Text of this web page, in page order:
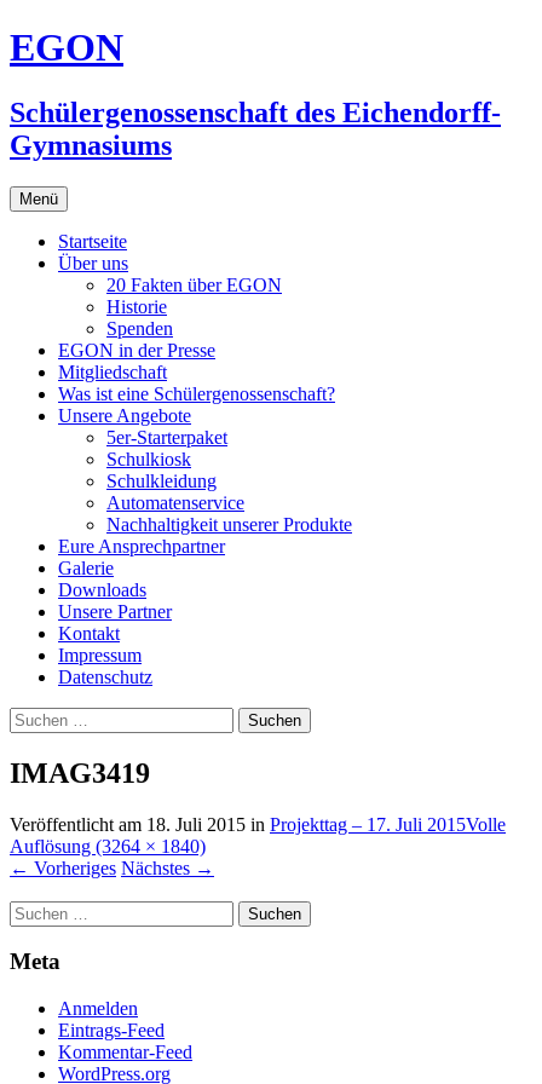
Zum
Inhalt
EGON
Schülergenossenschaft des Eichendorff-
Gymnasiums
Menü
Startseite
Über uns
20 Fakten über EGON
Historie
Spenden
EGON in der Presse
Mitgliedschaft
Was ist eine Schülergenossenschaft?
Unsere Angebote
5er-Starterpaket
Schulkiosk
Schulkleidung
Automatenservice
Nachhaltigkeit unserer Produkte
Eure Ansprechpartner
Galerie
Downloads
Unsere Partner
Kontakt
Impressum
Datenschutz
Suchen
nach:
IMAG3419
Veröffentlicht am 18. Juli 2015 in Projekttag – 17. Juli 2015Volle
Auflösung (3264 × 1840)
← Vorheriges Nächstes →
Suchen
nach:
Meta
Anmelden
Eintrags-Feed
Kommentar-Feed
WordPress.org